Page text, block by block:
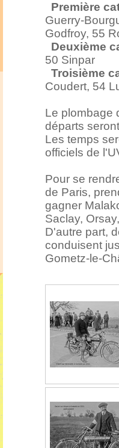
Première
Guerry-
Godfroy, 55
Deuxième
50 Sinpar
Troisième
Coudert, 54
Le plombage
départs
Les temps
officiels de
Pour se
de Paris,
gagner
Saclay,
D'autre part,
conduisent
Gometz-le-